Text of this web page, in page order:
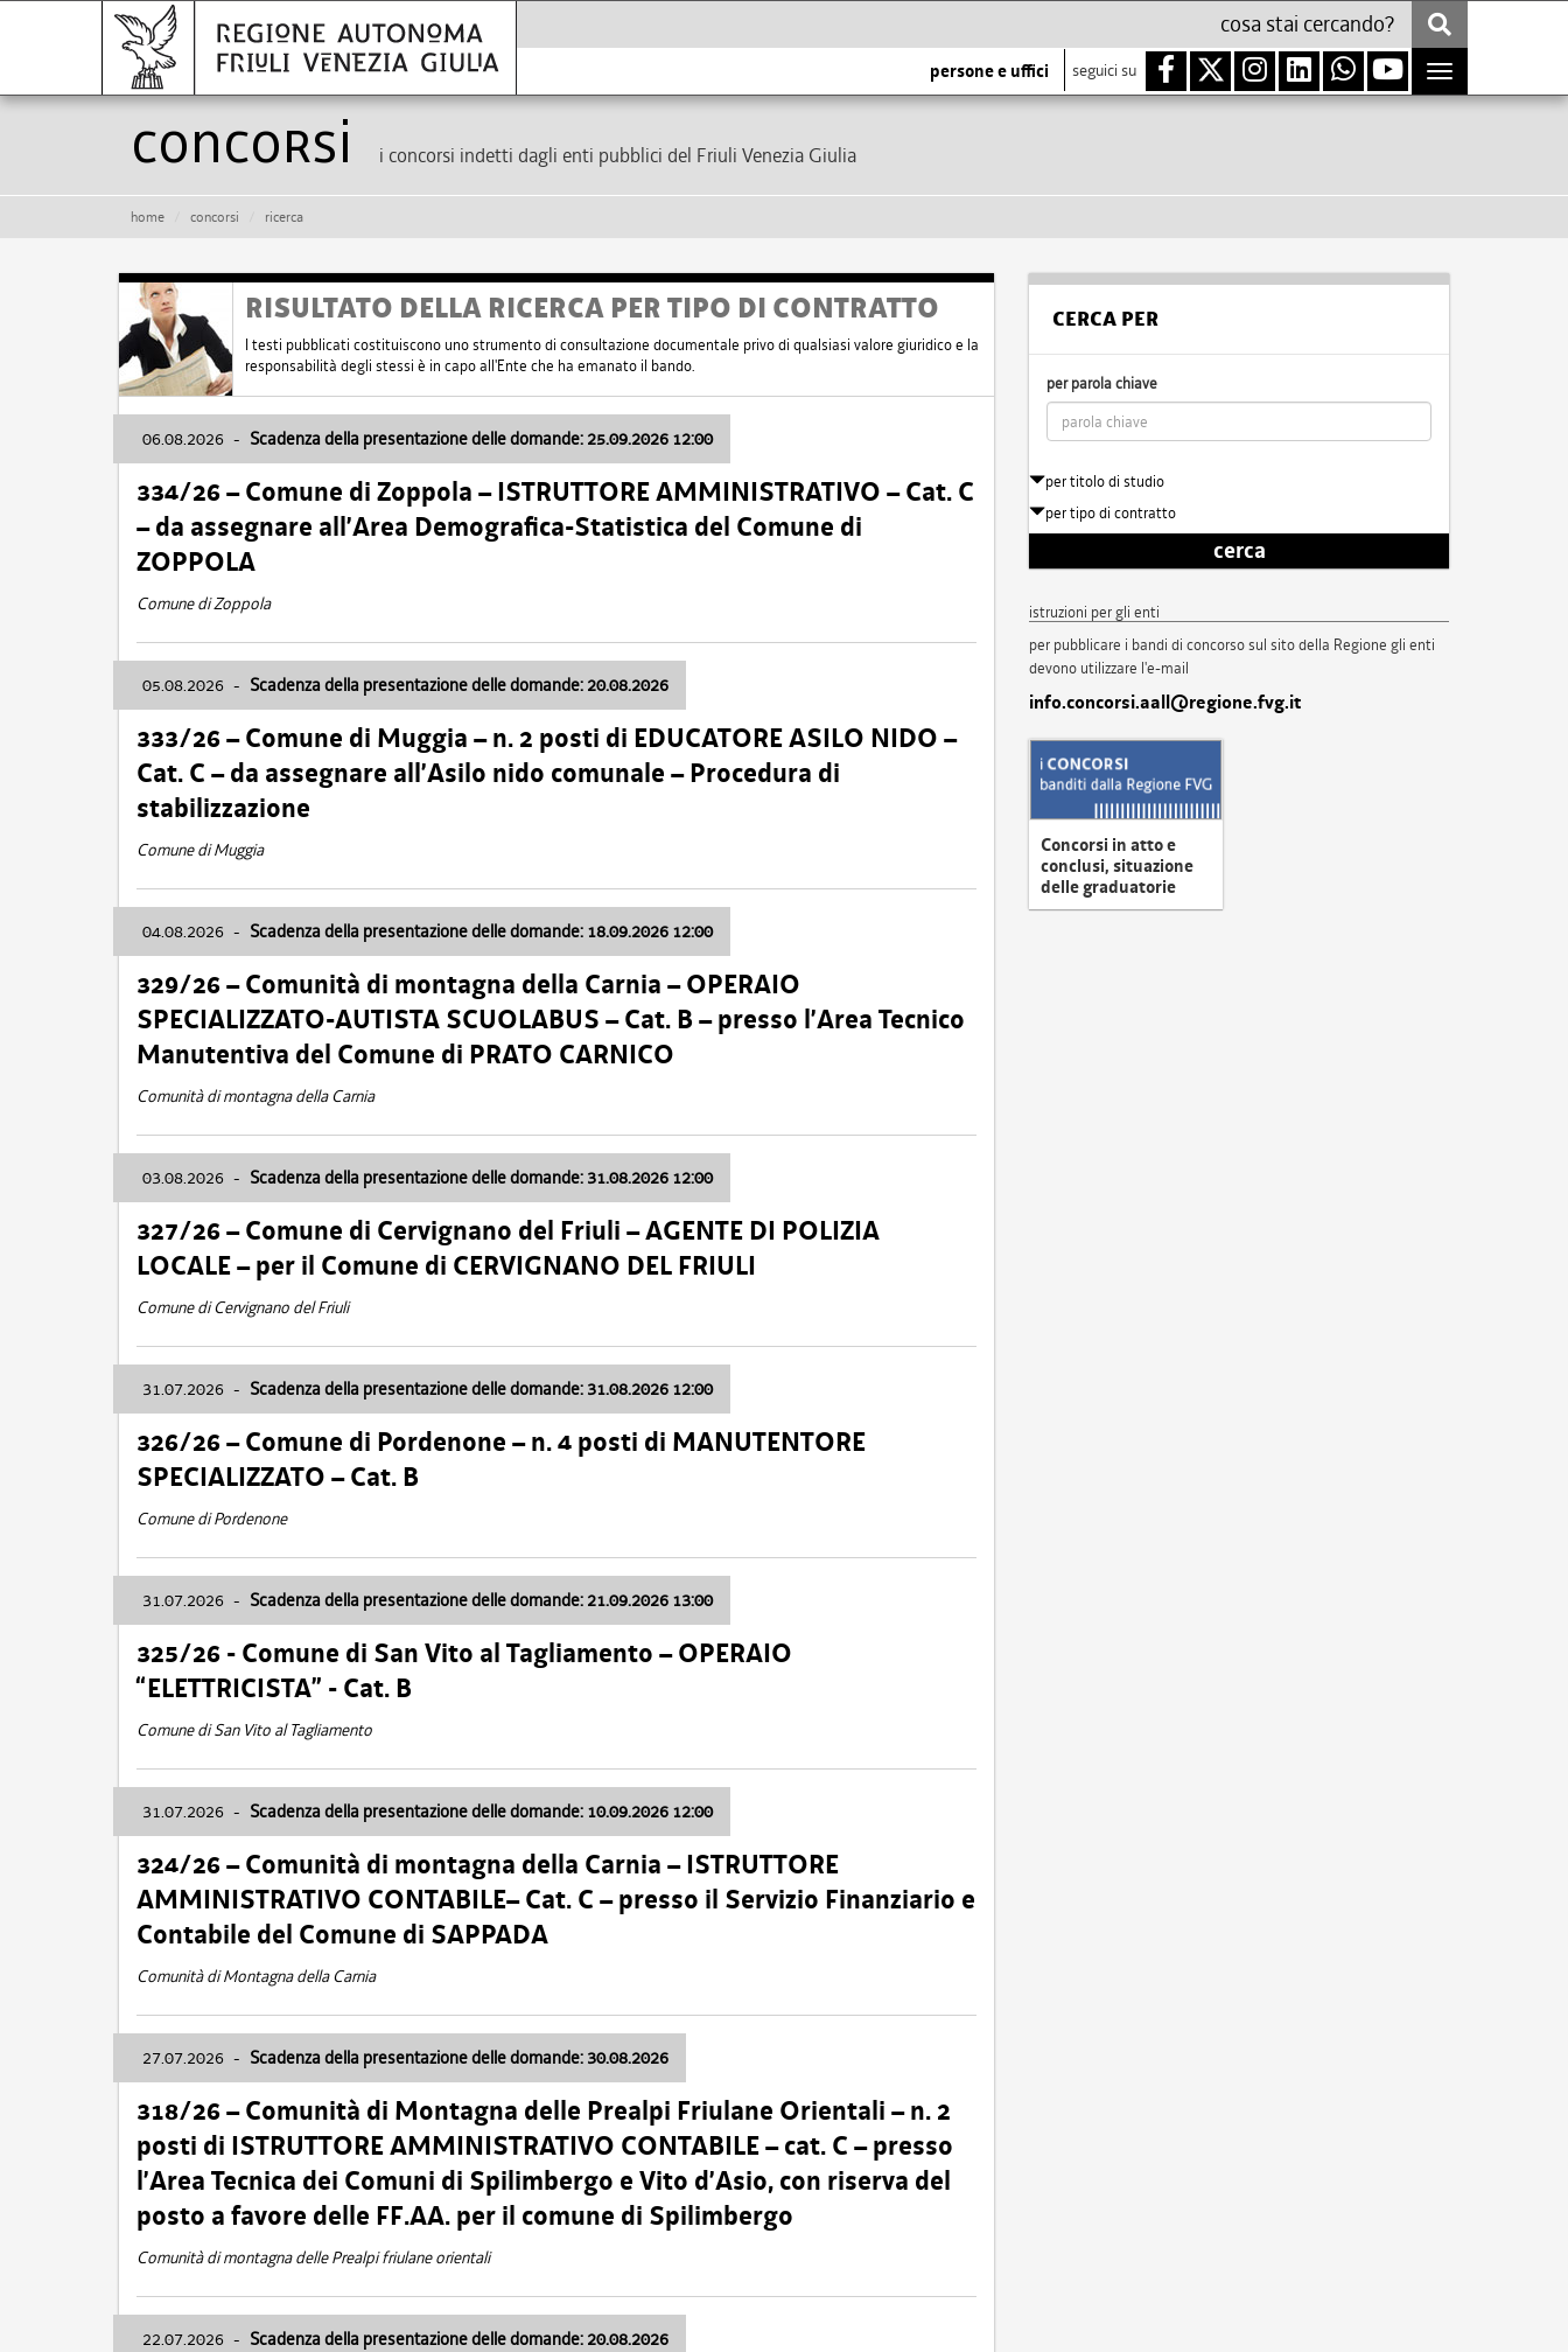
persone e uffici seguici su
Toggle
navigation
Concorsi i concorsi indetti dagli enti pubblici del Friuli Venezia Giulia
home concorsi ricerca
RISULTATO DELLA RICERCA PER TIPO DI CONTRATTO
I testi pubblicati costituiscono uno strumento di consultazione documentale privo di qualsiasi valore giuridico e la
responsabilità degli stessi è in capo all'Ente che ha emanato il bando.
06.08.2026 - Scadenza della presentazione delle domande: 25.09.2026 12:00
334/26 – Comune di Zoppola – ISTRUTTORE AMMINISTRATIVO – Cat. C
– da assegnare all’Area Demografica-Statistica del Comune di
ZOPPOLA
Comune di Zoppola
05.08.2026 - Scadenza della presentazione delle domande: 20.08.2026
333/26 – Comune di Muggia – n. 2 posti di EDUCATORE ASILO NIDO –
Cat. C – da assegnare all’Asilo nido comunale – Procedura di
stabilizzazione
Comune di Muggia
04.08.2026 - Scadenza della presentazione delle domande: 18.09.2026 12:00
329/26 – Comunità di montagna della Carnia – OPERAIO
SPECIALIZZATO-AUTISTA SCUOLABUS – Cat. B – presso l’Area Tecnico
Manutentiva del Comune di PRATO CARNICO
Comunità di montagna della Carnia
03.08.2026 - Scadenza della presentazione delle domande: 31.08.2026 12:00
327/26 – Comune di Cervignano del Friuli – AGENTE DI POLIZIA
LOCALE – per il Comune di CERVIGNANO DEL FRIULI
Comune di Cervignano del Friuli
31.07.2026 - Scadenza della presentazione delle domande: 31.08.2026 12:00
326/26 – Comune di Pordenone – n. 4 posti di MANUTENTORE
SPECIALIZZATO – Cat. B
Comune di Pordenone
31.07.2026 - Scadenza della presentazione delle domande: 21.09.2026 13:00
325/26 - Comune di San Vito al Tagliamento – OPERAIO
“ELETTRICISTA” - Cat. B
Comune di San Vito al Tagliamento
31.07.2026 - Scadenza della presentazione delle domande: 10.09.2026 12:00
324/26 – Comunità di montagna della Carnia – ISTRUTTORE
AMMINISTRATIVO CONTABILE– Cat. C – presso il Servizio Finanziario e
Contabile del Comune di SAPPADA
Comunità di Montagna della Carnia
27.07.2026 - Scadenza della presentazione delle domande: 30.08.2026
318/26 – Comunità di Montagna delle Prealpi Friulane Orientali – n. 2
posti di ISTRUTTORE AMMINISTRATIVO CONTABILE – cat. C – presso
l’Area Tecnica dei Comuni di Spilimbergo e Vito d’Asio, con riserva del
posto a favore delle FF.AA. per il comune di Spilimbergo
Comunità di montagna delle Prealpi friulane orientali
22.07.2026 - Scadenza della presentazione delle domande: 20.08.2026
CERCA PER
per parola chiave
per titolo di studio
per tipo di contratto
cerca
istruzioni per gli enti
per pubblicare i bandi di concorso sul sito della Regione gli enti
devono utilizzare l'e-mail
info.concorsi.aall@regione.fvg.it
Concorsi in atto e
conclusi, situazione
delle graduatorie